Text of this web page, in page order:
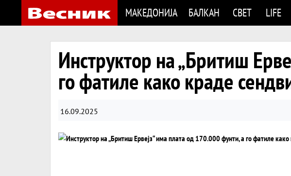
МАКЕДОНИЈА БАЛКАН СВЕТ LIFE
Инструктор на „Бритиш
го фатиле како краде
16.09.2025